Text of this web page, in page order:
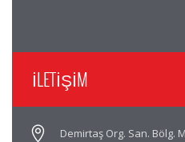
İLETİŞİM
Demirtaş Org. San. Bölg.